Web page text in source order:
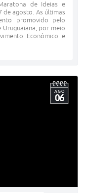
de Ideias e
de agosto. As últimas
promovido pelo
por meio
Econômico e
AGO
06